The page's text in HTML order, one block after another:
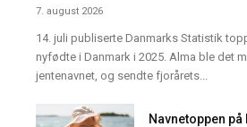
7. august 2026
14. juli publiserte Danmarks Statistik
nyfødte i Danmark i 2025. Alma ble det
jentenavnet, og sendte fjorårets...
Navnetoppen